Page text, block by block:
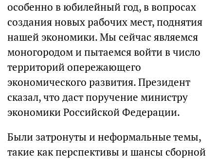
особенно в юбилейный год, в вопросах
создания новых рабочих мест, поднятия
нашей экономики. Мы сейчас являемся
моногородом и пытаемся войти в число
территорий опережающего
экономического развития. Президент
сказал, что даст поручение министру
экономики Российской Федерации.
Были затронуты и неформальные темы,
такие как перспективы и шансы сборной